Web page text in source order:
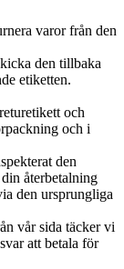
varor från den
den tillbaka
etiketten.
och
och i
den
återbetalning
den ursprungliga
vår sida täcker vi
att betala för